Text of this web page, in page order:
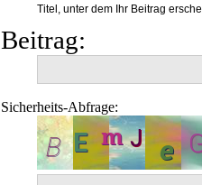
Titel, unter dem Ihr Beitrag
Beitrag:
Sicherheits-Abfrage: